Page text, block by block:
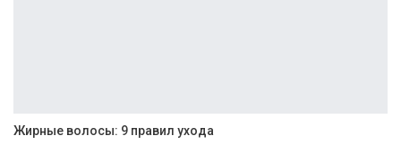
Жирные волосы: 9 правил ухода